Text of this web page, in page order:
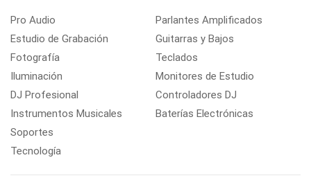
Pro Audio
Estudio de Grabación
Fotografía
Iluminación
DJ Profesional
Instrumentos Musicales
Soportes
Tecnología
Parlantes Amplificados
Guitarras y Bajos
Teclados
Monitores de Estudio
Controladores DJ
Baterías Electrónicas